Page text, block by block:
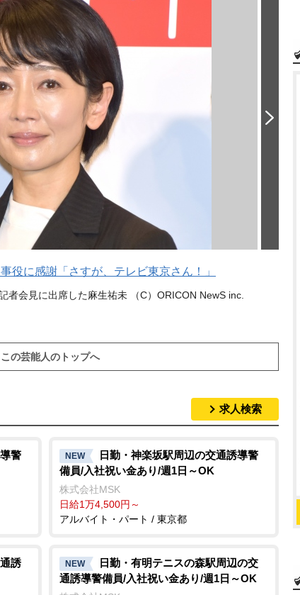
役に感謝「さすが、テレビ東京さん！」
者会見に出席した麻生祐未 （C）ORICON NewS inc.
この芸能人のトップへ
求人検索
警 NEW
日勤・神楽坂駅周辺の交通誘導警
備員/入社祝い金あり/週1日～OK
株式会社MSK
日給1万4,500円～
アルバイト・パート / 東京都
誘 NEW
日勤・有明テニスの森駅周辺の交
通誘導警備員/入社祝い金あり/週1日～OK